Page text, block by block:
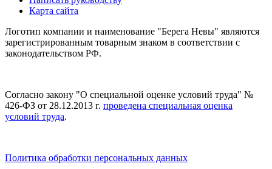
Карта сайта
Логотип компании и наименование "Берега Невы" являются
зарегистрированным товарным знаком в соответствии с
законодательством РФ.
Согласно закону "О специальной оценке условий труда" №
426-ФЗ от 28.12.2013 г. проведена специальная оценка
условий труда.
Политика обработки персональных данных